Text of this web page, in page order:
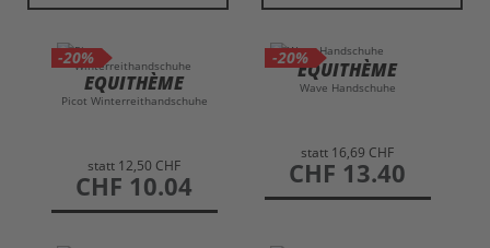
-20%
EQUITHÈME
Picot Winterreithandschuhe
statt 12,50 CHF
preis
CHF 10.04
-20%
EQUITHÈME
Wave Handschuhe
statt 16,69 CHF
preis
CHF 13.40